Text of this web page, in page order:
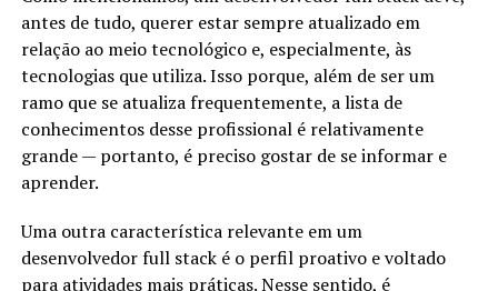
antes de tudo, querer estar sempre atualizado em
relação ao meio tecnológico e, especialmente, às
tecnologias que utiliza. Isso porque, além de ser um
ramo que se atualiza frequentemente, a lista de
conhecimentos desse profissional é relativamente
grande — portanto, é preciso gostar de se informar e
aprender.
Uma outra característica relevante em um
desenvolvedor full stack é o perfil proativo e voltado
para atividades mais práticas. Nesse sentido, é